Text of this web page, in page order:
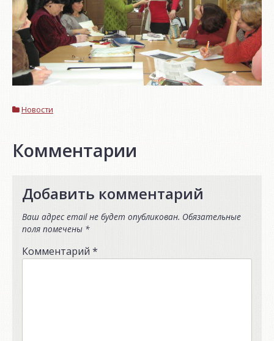
Новости
Комментарии
Добавить комментарий
Ваш адрес email не будет опубликован. Обязательные
поля помечены *
Комментарий *